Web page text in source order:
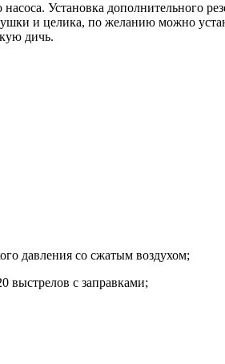
Установка дополнительного
и целика, по желанию можно
дичь.
давления со сжатым воздухом;
выстрелов с заправками;